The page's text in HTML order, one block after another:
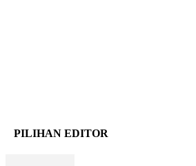
PILIHAN EDITOR